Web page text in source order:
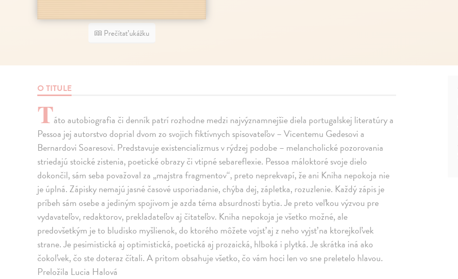
Prečítať ukážku
O TITULE
Táto autobiografia či denník patrí rozhodne medzi najvýznamnejšie diela portugalskej literatúry a
Pessoa jej autorstvo doprial dvom zo svojich fiktívnych spisovateľov – Vicentemu Gedesovi a
Bernardovi Soaresovi. Predstavuje existencializmus v rýdzej podobe – melancholické pozorovania
striedajú stoické zistenia, poetické obrazy či vtipné sebareflexie. Pessoa máloktoré svoje dielo
dokončil, sám seba považoval za „majstra fragmentov“, preto neprekvapí, že ani Kniha nepokoja nie
je úplná. Zápisky nemajú jasné časové usporiadanie, chýba dej, zápletka, rozuzlenie. Každý zápis je
príbeh sám osebe a jediným spojivom je azda téma absurdnosti bytia. Je preto veľkou výzvou pre
vydavateľov, redaktorov, prekladateľov aj čitateľov. Kniha nepokoja je všetko možné, ale
predovšetkým je to bludisko myšlienok, do ktorého môžete vojsť aj z neho vyjsť na ktorejkoľvek
strane. Je pesimistická aj optimistická, poetická aj prozaická, hlboká i plytká. Je skrátka iná ako
čokoľvek, čo ste doteraz čítali. A pritom obsahuje všetko, čo vám hoci len vo sne preletelo hlavou.
Preložila Lucia Halová